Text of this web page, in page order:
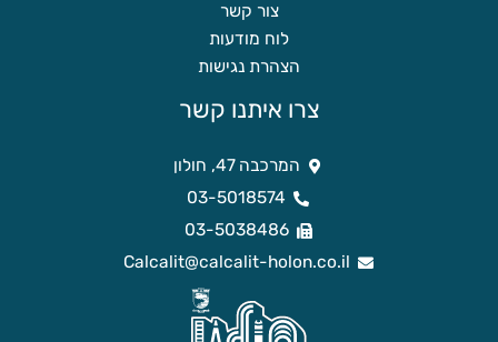
צור קשר
לוח מודעות
הצהרת נגישות
צרו איתנו קשר
המרכבה 47, חולון
03-5018574
03-5038486
Calcalit@calcalit-holon.co.il